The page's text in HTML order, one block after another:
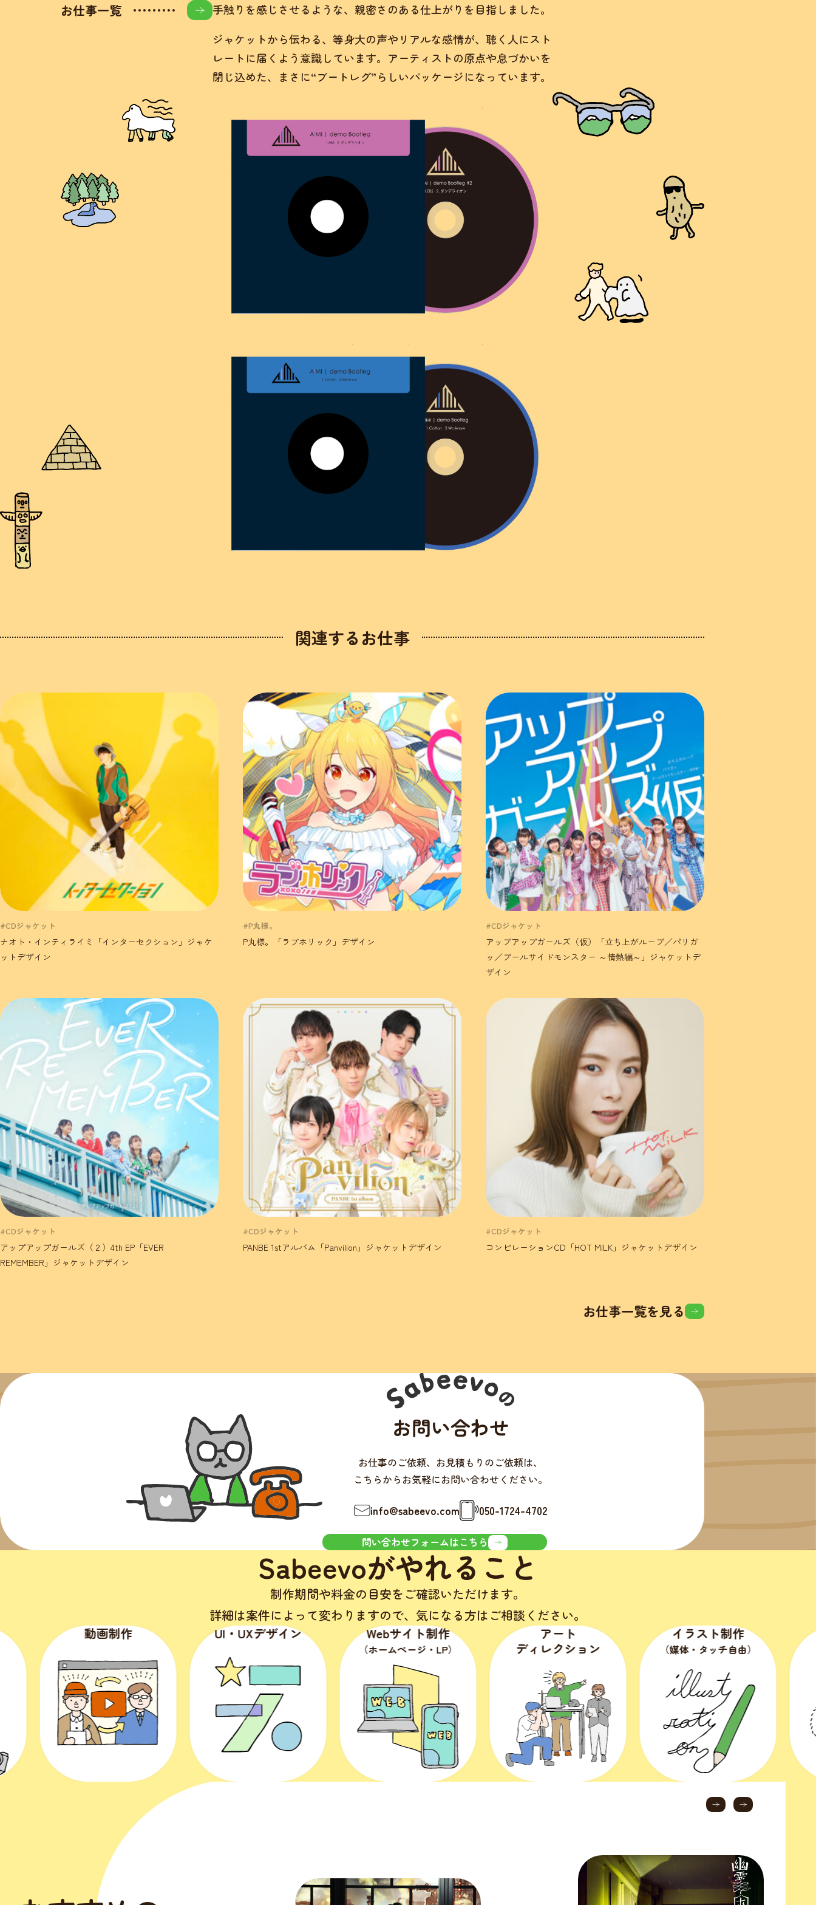
お仕事一覧
手触りを感じさせるような、親密さのある仕上がりを目指しました。
ジャケットから伝わる、等身大の声やリアルな感情が、聴く人にスト
レートに届くよう意識しています。アーティストの原点や息づかいを
閉じ込めた、まさに“ブートレグ”らしいパッケージになっています。
関連するお仕事
#CDジャケット
ナオト・インティライミ「インターセクション」ジャケ
ットデザイン
#P丸様。
P丸様。「ラブホリック」デザイン
#CDジャケット
アップアップガールズ（仮）「立ち上がループ／パリガ
ッ／プールサイドモンスター ～情熱編～」ジャケットデ
ザイン
#CDジャケット
アップアップガールズ（２）4th EP「EVER
REMEMBER」ジャケットデザイン
#CDジャケット
PANBE 1stアルバム「Panvilion」ジャケットデザイン
#CDジャケット
コンピレーションCD「HOT MiLK」ジャケットデザイン
お仕事一覧を見る
お問い合わせ
お仕事のご依頼、お見積もりのご依頼は、
こちらからお気軽にお問い合わせください。
info@sabeevo.com 050-1724-4702
問い合わせフォームはこちら
Sabeevoがやれること
制作期間や料金の目安をご確認いただけます。
詳細は案件によって変わりますので、 気になる方はご相談ください。
UI・UXデザイン Webサイト制作
（ホームページ・LP）
アート
ディレクション
イラスト制作
（媒体・タッチ自由）
キャラクター
デザイン